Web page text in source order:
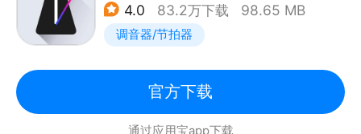
4.0 83.2万下载 98.65 MB
调音器/节拍器
官方下载
通过应用宝app下载